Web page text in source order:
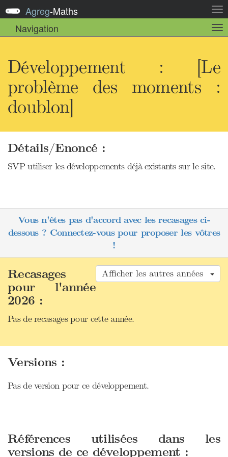
la
Agreg-Maths
Navigation
la
Développement : [Le
problème des moments :
doublon]
Détails/Enoncé :
SVP utiliser les développements déjà existants sur le site.
Vous n'êtes pas d'accord avec les recasages ci-
dessous ? Connectez-vous pour proposer les vôtres
!
Afficher les autres années
Recasages
pour l'année
2026 :
Pas de recasages pour cette année.
Versions :
Pas de version pour ce développement.
Références utilisées dans les
versions de ce développement :